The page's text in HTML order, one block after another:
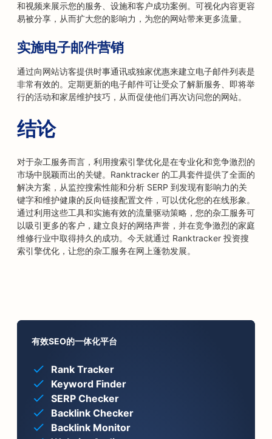
和视频来展示您的服务、设施和客户成功案例。可视化内容更容
易被分享，从而扩大您的影响力，为您的网站带来更多流量。
实施电子邮件营销
通过向网站访客提供时事通讯或独家优惠来建立电子邮件列表是
非常有效的。定期更新的电子邮件可让受众了解新服务、即将举
行的活动和家居维护技巧，从而促使他们再次访问您的网站。
结论
对于杂工服务而言，利用搜索引擎优化是在专业化和竞争激烈的
市场中脱颖而出的关键。Ranktracker 的工具套件提供了全面的
解决方案，从监控搜索性能和分析 SERP 到发现有影响力的关
键字和维护健康的反向链接配置文件，可以优化您的在线形象。
通过利用这些工具和实施有效的流量驱动策略，您的杂工服务可
以吸引更多的客户，建立良好的网络声誉，并在竞争激烈的家庭
维修行业中取得持久的成功。今天就通过 Ranktracker 投资搜
索引擎优化，让您的杂工服务在网上蓬勃发展。
有效SEO的一体化平台
Rank Tracker
Keyword Finder
SERP Checker
Backlink Checker
Backlink Monitor